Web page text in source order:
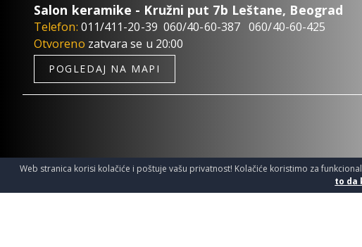
Salon keramike - Kružni put 7b Leštane, Beograd
Telefon: 011/411-20-39 060/40-60-387 060/40-60-425
Otvoreno zatvara se u 20:00
POGLEDAJ NA MAPI
Web stranica korisi kolačiće i poštuje vašu privatnost! Kolačiće koristimo za
to da